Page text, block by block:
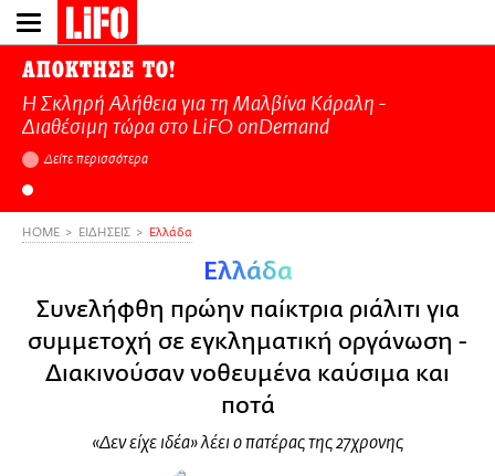
Παράκαμψη
προς
κυρίως
περιεχόμενο
ΑΠΟΚΤΗΣΕ ΤΟ!
Η Σκληρή Αλήθεια για τη Μαλβίνα Κάραλη -
Διαθέσιμη τώρα στo LiFO onDemand
Δείτε περισσότερα
HOME ΕΙΔΗΣΕΙΣ Ελλάδα
Ελλάδα
Συνελήφθη πρώην παίκτρια ριάλιτι για
συμμετοχή σε εγκληματική οργάνωση -
Διακινούσαν νοθευμένα καύσιμα και
ποτά
«Δεν είχε ιδέα» λέει ο πατέρας της 27χρονης